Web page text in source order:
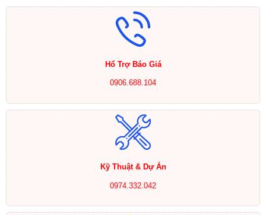
Hổ Trợ Báo Giá
0906.688.104
Kỹ Thuật & Dự Án
0974.332.042